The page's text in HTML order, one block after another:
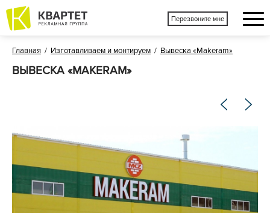
Перезвоните мне
Главная / Изготавливаем и монтируем / Вывеска «Makeram»
ВЫВЕСКА «MAKERAM»